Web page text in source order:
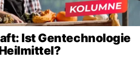
Ist Gentechnologie